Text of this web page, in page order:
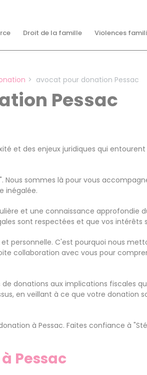
Droit de la famille Violences
avocat pour donation Pessac
Pessac
et des enjeux juridiques qui
Nous sommes là pour vous
inégalée.
et une connaissance approfondie
sont respectées et que vos intérêts
personnelle. C'est pourquoi nous
collaboration avec vous pour
donations aux implications fiscales
en veillant à ce que votre donation
à Pessac. Faites confiance à
Pessac